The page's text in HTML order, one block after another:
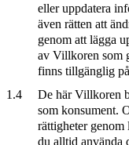
eller uppdatera
även rätten att
genom att lägga
av Villkoren som
finns tillgänglig
1.4
De här Villkoren
som konsument.
rättigheter
du alltid använda